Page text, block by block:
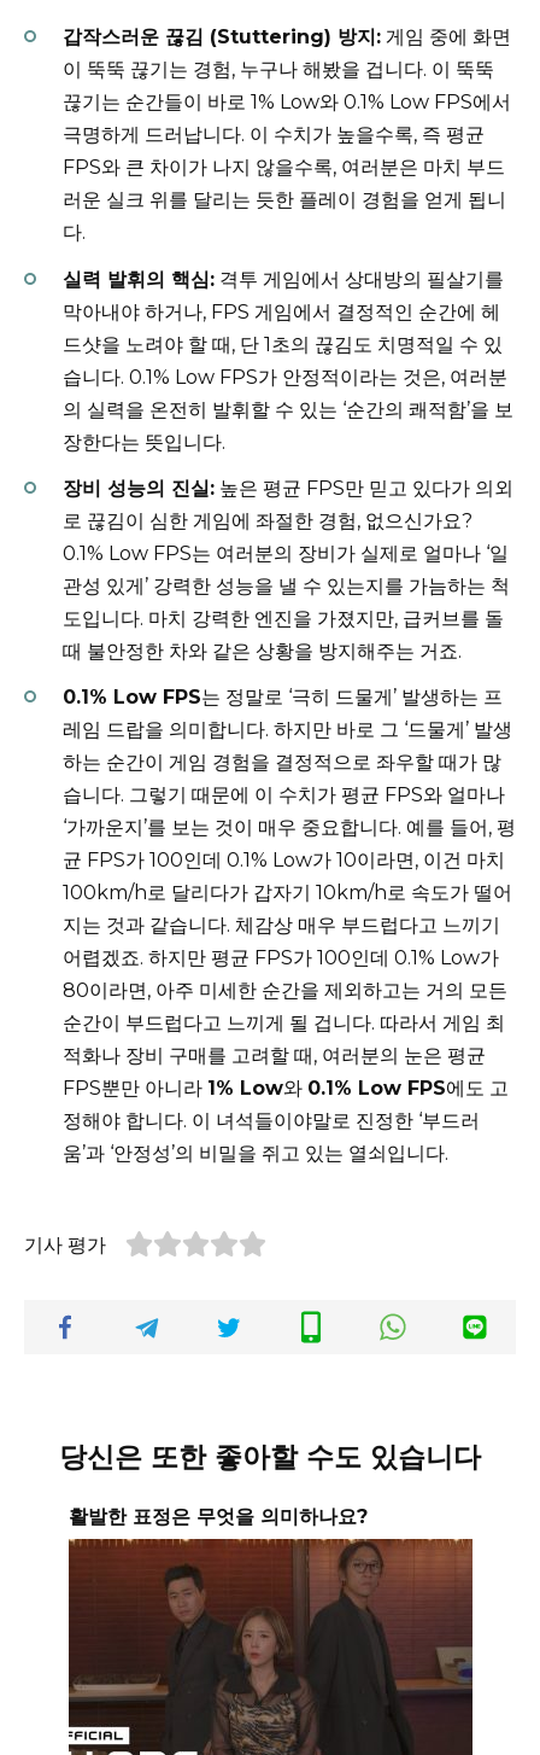
갑작스러운 끊김 (Stuttering) 방지: 게임 중에 화면
이 뚝뚝 끊기는 경험, 누구나 해봤을 겁니다. 이 뚝뚝
끊기는 순간들이 바로 1% Low와 0.1% Low FPS에서
극명하게 드러납니다. 이 수치가 높을수록, 즉 평균
FPS와 큰 차이가 나지 않을수록, 여러분은 마치 부드
러운 실크 위를 달리는 듯한 플레이 경험을 얻게 됩니
다.
실력 발휘의 핵심: 격투 게임에서 상대방의 필살기를
막아내야 하거나, FPS 게임에서 결정적인 순간에 헤
드샷을 노려야 할 때, 단 1초의 끊김도 치명적일 수 있
습니다. 0.1% Low FPS가 안정적이라는 것은, 여러분
의 실력을 온전히 발휘할 수 있는 ‘순간의 쾌적함’을 보
장한다는 뜻입니다.
장비 성능의 진실: 높은 평균 FPS만 믿고 있다가 의외
로 끊김이 심한 게임에 좌절한 경험, 없으신가요?
0.1% Low FPS는 여러분의 장비가 실제로 얼마나 ‘일
관성 있게’ 강력한 성능을 낼 수 있는지를 가늠하는 척
도입니다. 마치 강력한 엔진을 가졌지만, 급커브를 돌
때 불안정한 차와 같은 상황을 방지해주는 거죠.
0.1% Low FPS는 정말로 ‘극히 드물게’ 발생하는 프
레임 드랍을 의미합니다. 하지만 바로 그 ‘드물게’ 발생
하는 순간이 게임 경험을 결정적으로 좌우할 때가 많
습니다. 그렇기 때문에 이 수치가 평균 FPS와 얼마나
‘가까운지’를 보는 것이 매우 중요합니다. 예를 들어, 평
균 FPS가 100인데 0.1% Low가 10이라면, 이건 마치
100km/h로 달리다가 갑자기 10km/h로 속도가 떨어
지는 것과 같습니다. 체감상 매우 부드럽다고 느끼기
어렵겠죠. 하지만 평균 FPS가 100인데 0.1% Low가
80이라면, 아주 미세한 순간을 제외하고는 거의 모든
순간이 부드럽다고 느끼게 될 겁니다. 따라서 게임 최
적화나 장비 구매를 고려할 때, 여러분의 눈은 평균
FPS뿐만 아니라 1% Low와 0.1% Low FPS에도 고
정해야 합니다. 이 녀석들이야말로 진정한 ‘부드러
움’과 ‘안정성’의 비밀을 쥐고 있는 열쇠입니다.
기사 평가
당신은 또한 좋아할 수도 있습니다
활발한 표정은 무엇을 의미하나요?